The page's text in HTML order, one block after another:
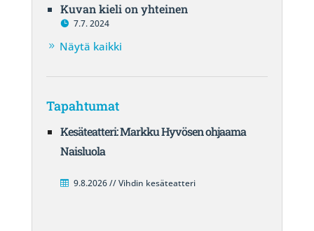
Kuvan kieli on yhteinen
7.7. 2024
Näytä kaikki
Tapahtumat
Kesäteatteri: Markku Hyvösen ohjaama
Naisluola
9.8.2026 // Vihdin kesäteatteri